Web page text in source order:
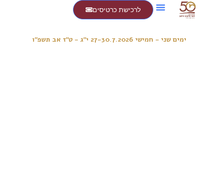
לרכישת כרטיסים
ימים שני - חמישי 27-30.7.2026 י"ג - ט"ז אב תשפ"ו